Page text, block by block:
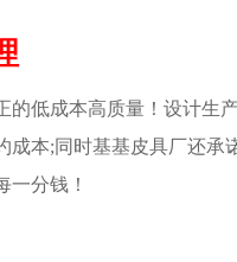
的低成本高质量！设计生
成本;同时基基皮具厂还承
一分钱！